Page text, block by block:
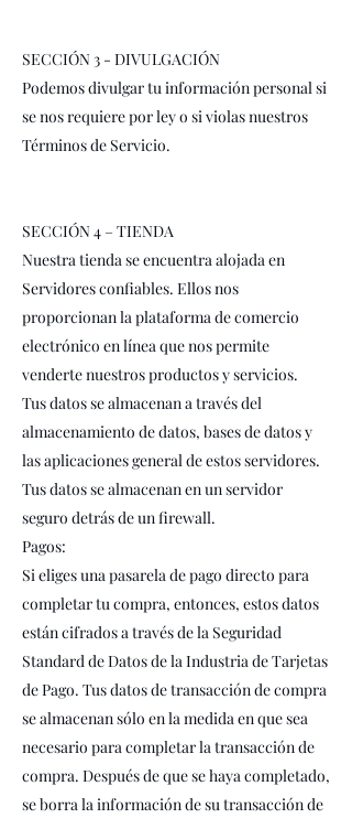
SECCIÓN 3 - DIVULGACIÓN
Podemos divulgar tu información personal si
se nos requiere por ley o si violas nuestros
Términos de Servicio.
SECCIÓN 4 – TIENDA
Nuestra tienda se encuentra alojada en
Servidores confiables. Ellos nos
proporcionan la plataforma de comercio
electrónico en línea que nos permite
venderte nuestros productos y servicios.
Tus datos se almacenan a través del
almacenamiento de datos, bases de datos y
las aplicaciones general de estos servidores.
Tus datos se almacenan en un servidor
seguro detrás de un firewall.
Pagos:
Si eliges una pasarela de pago directo para
completar tu compra, entonces, estos datos
están cifrados a través de la Seguridad
Standard de Datos de la Industria de Tarjetas
de Pago. Tus datos de transacción de compra
se almacenan sólo en la medida en que sea
necesario para completar la transacción de
compra. Después de que se haya completado,
se borra la información de su transacción de